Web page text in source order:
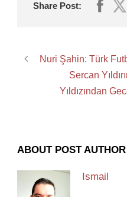
Share Post:
Nuri Şahin: Türk
Sercan
Yıldızından
ABOUT POST AUTHOR
Ismail